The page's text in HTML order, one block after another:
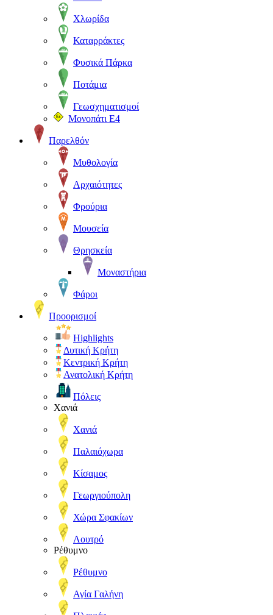
Χλωρίδα
Καταρράκτες
Φυσικά Πάρκα
Ποτάμια
Γεωσχηματισμοί
Μονοπάτι Ε4
Παρελθόν
Μυθολογία
Αρχαιότητες
Φρούρια
Μουσεία
Θρησκεία
Μοναστήρια
Φάροι
Προορισμοί
Highlights
Δυτική Κρήτη
Κεντρική Κρήτη
Ανατολική Κρήτη
Πόλεις
Χανιά
Χανιά
Παλαιόχωρα
Κίσαμος
Γεωργιούπολη
Χώρα Σφακίων
Λουτρό
Ρέθυμνο
Ρέθυμνο
Αγία Γαλήνη